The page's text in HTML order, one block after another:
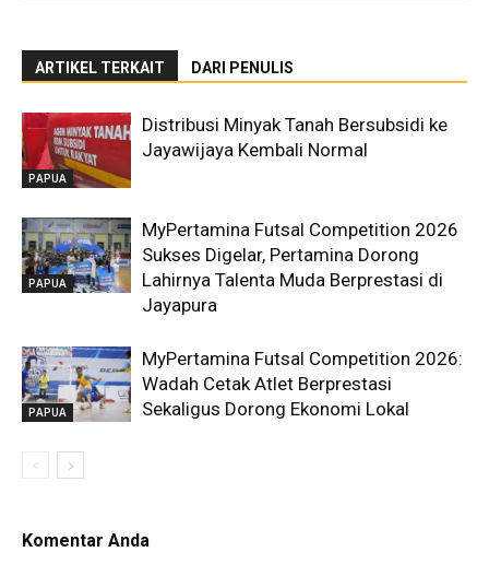
ARTIKEL TERKAIT DARI PENULIS
PAPUA
Distribusi Minyak Tanah Bersubsidi ke
Jayawijaya Kembali Normal
PAPUA
MyPertamina Futsal Competition 2026
Sukses Digelar, Pertamina Dorong
Lahirnya Talenta Muda Berprestasi di
Jayapura
PAPUA
MyPertamina Futsal Competition 2026:
Wadah Cetak Atlet Berprestasi
Sekaligus Dorong Ekonomi Lokal
Komentar Anda